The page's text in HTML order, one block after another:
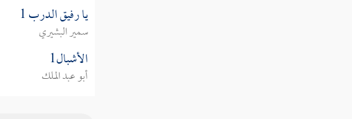
يا رفيق الدرب 1
سمير البشيري
الأشبال1
أبو عبد الملك